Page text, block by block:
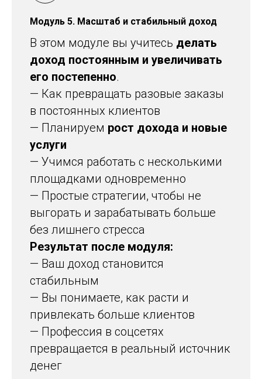
Модуль 5. Масштаб и стабильный доход
В этом модуле вы учитесь делать
доход постоянным и увеличивать
его постепенно.
— Как превращать разовые заказы
в постоянных клиентов
— Планируем рост дохода и новые
услуги
— Учимся работать с несколькими
площадками одновременно
— Простые стратегии, чтобы не
выгорать и зарабатывать больше
без лишнего стресса
Результат после модуля:
— Ваш доход становится
стабильным
— Вы понимаете, как расти и
привлекать больше клиентов
— Профессия в соцсетях
превращается в реальный источник
денег